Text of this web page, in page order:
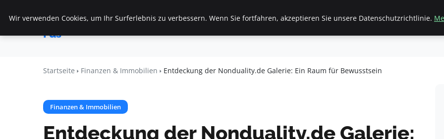
Veranstaltungen
Fds
Startseite Finanzen & Immobilien Frauen / Mode General
Startseite Finanzen & Immobilien Entdeckung der Nonduality.de Galerie: Ein Raum für Bewusstsein
Finanzen & Immobilien
Entdeckung der Nonduality.de Galerie:
Wir verwenden Cookies, um Ihr Surferlebnis zu verbessern. Wenn Sie fortfahren, akzeptieren Sie unsere Datenschutzrichtlinie.